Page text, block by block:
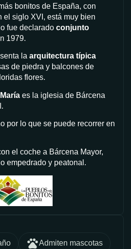
bonitos de España, con
el siglo XVI, está muy bien
fue declarado conjunto
1979.
la arquitectura típica
de piedra y balcones de
flores.
es la iglesia de Bárcena
por lo que se puede recorrer en
el coche a Bárcena Mayor,
empedrado y peatonal.
Admiten mascotas